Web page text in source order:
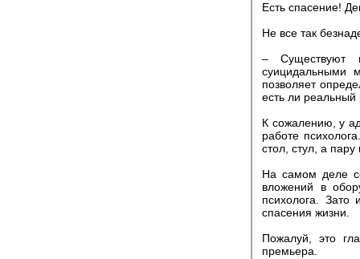
Есть спасение!
Не все так
– Существуют
суицидальными
позволяет
есть ли реальный
К сожалению, у
работе
стол, стул, а
На самом деле
вложений в
психолога. Зато
спасения жизни.
Пожалуй, это
премьера.